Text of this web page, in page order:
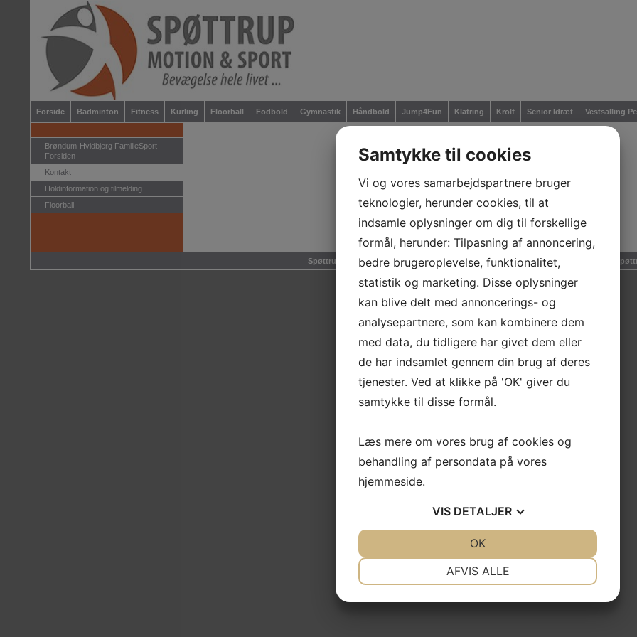
Forside Badminton Fitness Kurling Floorball Fodbold Gymnastik Håndbold Jump4Fun Klatring Krolf Senior Idræt Vestsalling
Brøndum-Hvidbjerg FamilieSport
Forsiden
Kontakt
Holdinformation og tilmelding
Floorball
Spøttrup Motion & Sport | Stadion Alle' 3, Balling | Nørremarken 1, Rødding | 7860
Samtykke til cookies
Vi og vores samarbejdspartnere bruger
teknologier, herunder cookies, til at
indsamle oplysninger om dig til forskellige
formål, herunder: Tilpasning af annoncering,
bedre brugeroplevelse, funktionalitet,
statistik og marketing. Disse oplysninger
kan blive delt med annoncerings- og
analysepartnere, som kan kombinere dem
med data, du tidligere har givet dem eller
de har indsamlet gennem din brug af deres
tjenester. Ved at klikke på 'OK' giver du
samtykke til disse formål.
Læs mere om vores brug af cookies og
behandling af persondata på vores
hjemmeside.
VIS DETALJER
AFVIS ALLE
OK